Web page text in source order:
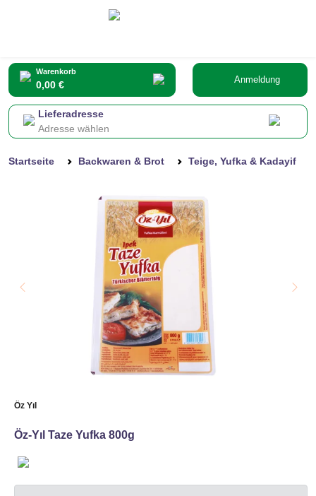
Warenkorb
0,00 € Anmeldung
Lieferadresse
Adresse wählen
Startseite Backwaren & Brot Teige, Yufka & Kadayif
Öz Yıl
Öz-Yıl Taze Yufka 800g